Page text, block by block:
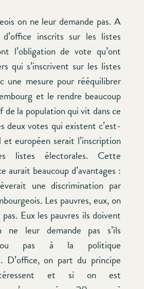
on ne leur demande pas. A
inscrits sur les listes
l’obligation de vote qu’ont
qui s’inscrivent sur les listes
une mesure pour rééquilibrer
et le rendre beaucoup
de la population qui vit dans ce
deux votes qui existent c’est-
européen serait l’inscription
listes électorales. Cette
aurait beaucoup d’avantages :
une discrimination par
Les pauvres, eux, on
Eux les pauvres ils doivent
leur demande pas s’ils
ou pas à la politique
D’office, on part du principe
et si on est